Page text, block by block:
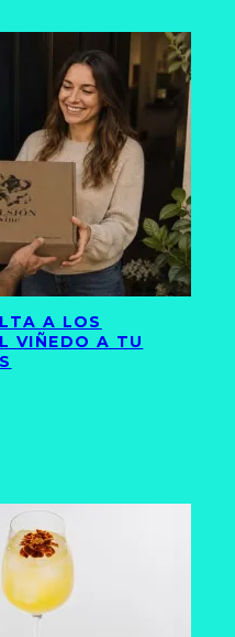
A LOS
VIÑEDO A TU